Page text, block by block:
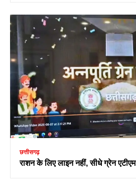
छत्तीसगढ़
राशन के लिए लाइन नहीं, सीधे ग्रेन एटीएम